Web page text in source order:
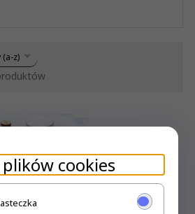
(a-z)
cookies